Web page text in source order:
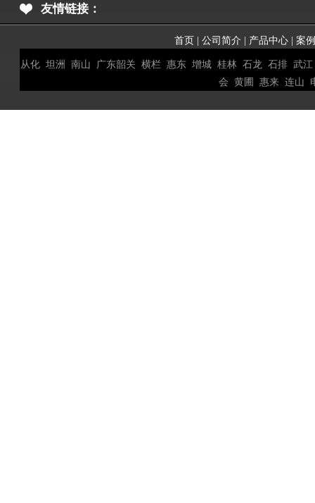
友情链接：
首页| 公司简介 | 产品中心| 案
从化 坦洲 南山 广东韶关 横栏 惠东 增城 桂林 石龙 石排 武江
会 黄圃 惠来 连山